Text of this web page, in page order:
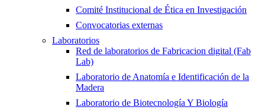
Comité Institucional de Ética en Investigación
Convocatorias externas
Laboratorios
Red de laboratorios de Fabricacion digital (Fab
Lab)
Laboratorio de Anatomía e Identificación de la
Madera
Laboratorio de Biotecnología Y Biología